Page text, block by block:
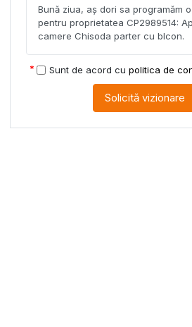
Sunt de acord cu politica de
Solicită vizionare